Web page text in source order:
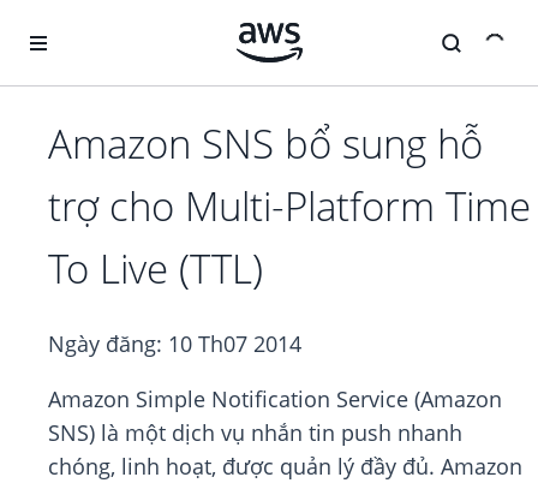
Amazon SNS bổ sung hỗ
trợ cho Multi-Platform Time
To Live (TTL)
Ngày đăng: 10 Th07 2014
Amazon Simple Notification Service (Amazon
SNS) là một dịch vụ nhắn tin push nhanh
chóng, linh hoạt, được quản lý đầy đủ. Amazon